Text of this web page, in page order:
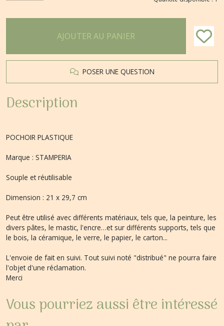
AJOUTER AU PANIER
POSER UNE QUESTION
Description
POCHOIR PLASTIQUE
Marque : STAMPERIA
Souple et réutilisable
Dimension : 21 x 29,7 cm
Peut être utilisé avec différents matériaux, tels que, la peinture, les
divers pâtes, le mastic, l'encre…et sur différents supports, tels que
le bois, la céramique, le verre, le papier, le carton...
L'envoie de fait en suivi. Tout suivi noté "distribué" ne pourra faire
l'objet d'une réclamation.
Merci
Vous pourriez aussi être intéressé